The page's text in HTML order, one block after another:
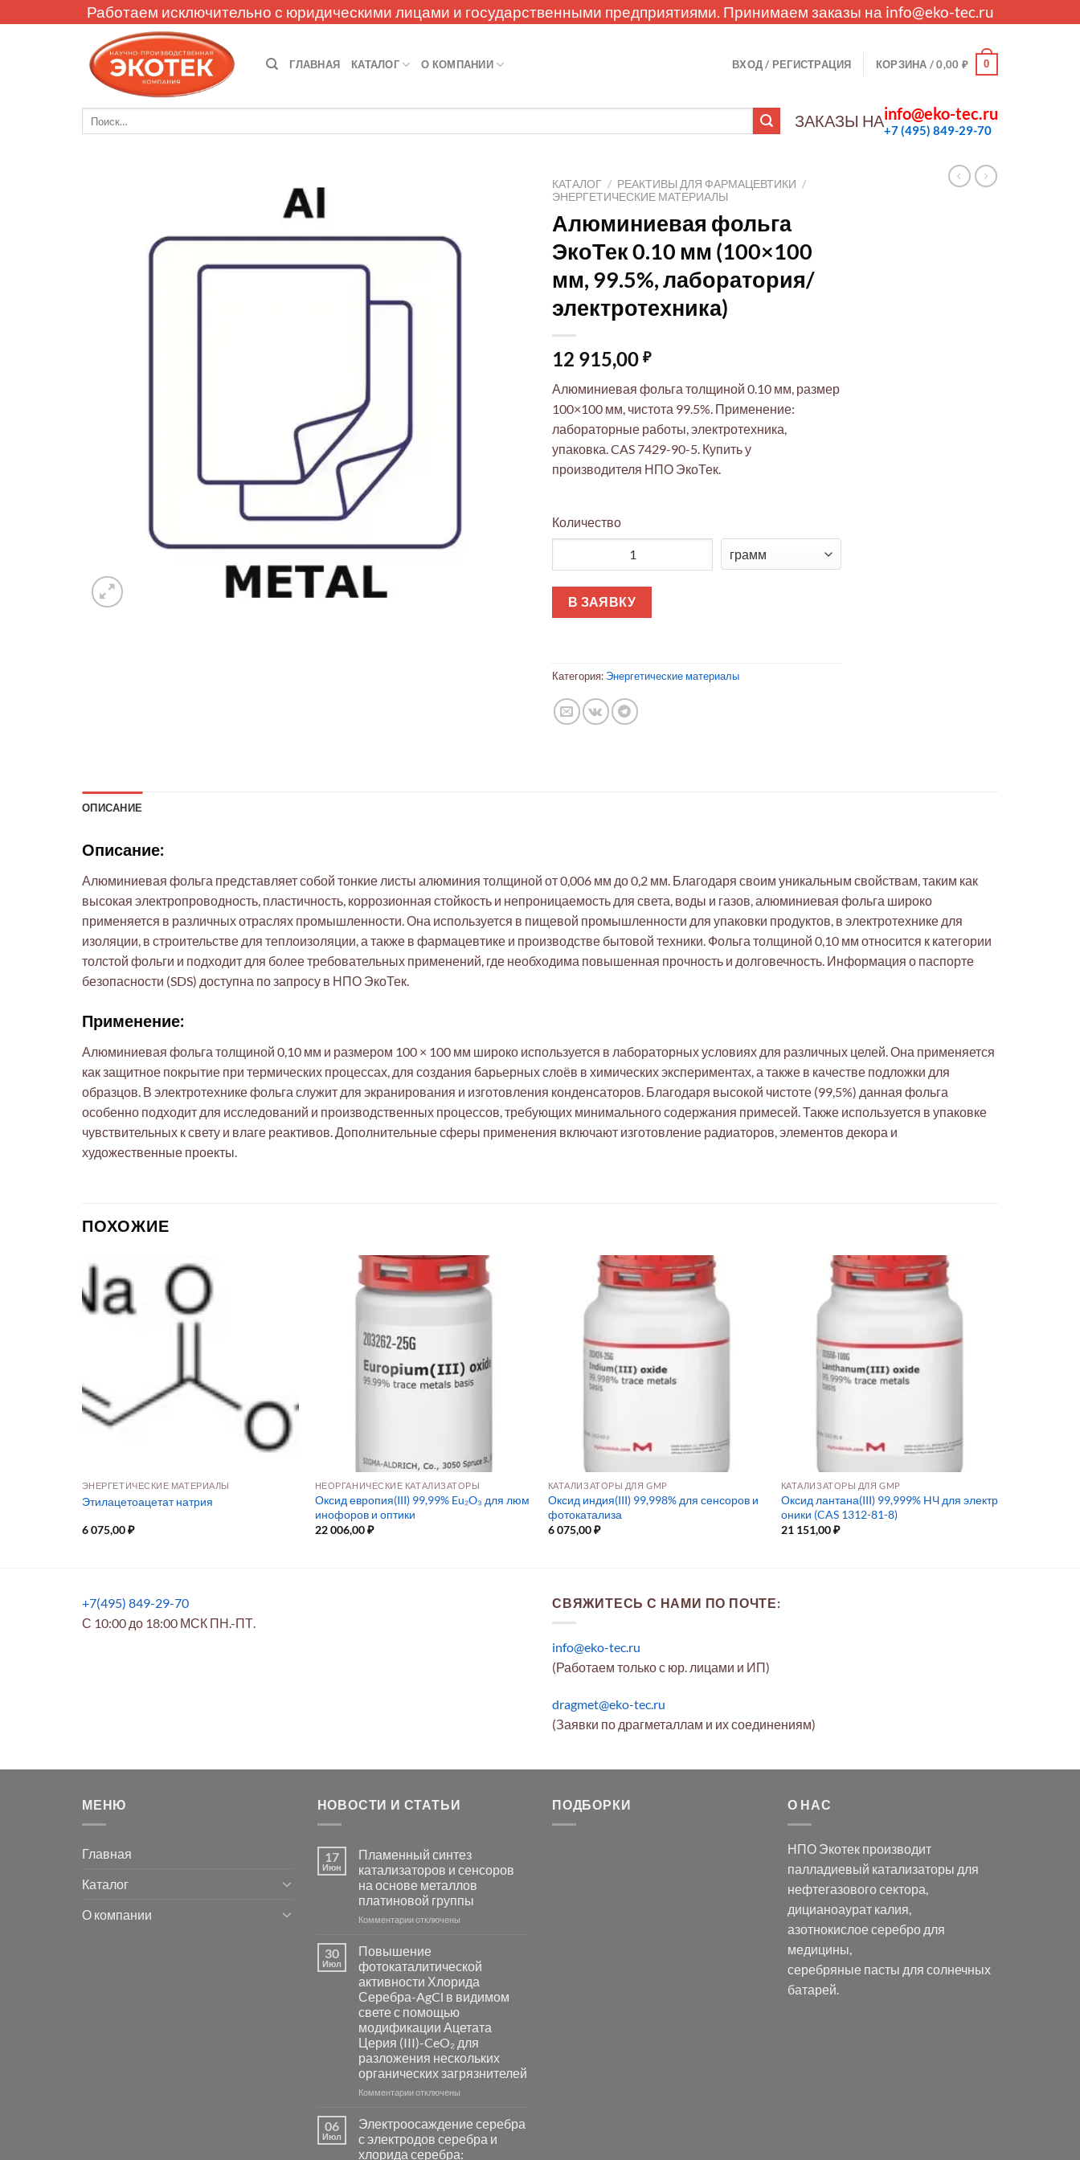
to
Работаем исключительно с юридическими лицами и государственными предприятиями. Принимаем заказы на info@eko-tec.ru
ГЛАВНАЯ КАТАЛОГ О КОМПАНИИ ВХОД / РЕГИСТРАЦИЯ КОРЗИНА /0,00 ₽ 0
ЗАКАЗЫ НАinfo@eko-tec.ru
+7 (495) 849-29-70
КАТАЛОГ / РЕАКТИВЫ ДЛЯ ФАРМАЦЕВТИКИ /
ЭНЕРГЕТИЧЕСКИЕ МАТЕРИАЛЫ
Алюминиевая фольга
ЭкоТек 0.10 мм (100×100
мм, 99.5%, лаборатория/
электротехника)
12 915,00 ₽
Алюминиевая фольга толщиной 0.10 мм, размер
100×100 мм, чистота 99.5%. Применение:
лабораторные работы, электротехника,
упаковка. CAS 7429-90-5. Купить у
производителя НПО ЭкоТек.
Количество
В ЗАЯВКУ
Категория: Энергетические материалы
ОПИСАНИЕ
Описание:
Алюминиевая фольга представляет собой тонкие листы алюминия толщиной от 0,006 мм до 0,2 мм. Благодаря своим уникальным свойствам, таким как
высокая электропроводность, пластичность, коррозионная стойкость и непроницаемость для света, воды и газов, алюминиевая фольга широко
применяется в различных отраслях промышленности. Она используется в пищевой промышленности для упаковки продуктов, в электротехнике для
изоляции, в строительстве для теплоизоляции, а также в фармацевтике и производстве бытовой техники. Фольга толщиной 0,10 мм относится к категории
толстой фольги и подходит для более требовательных применений, где необходима повышенная прочность и долговечность. Информация о паспорте
безопасности (SDS) доступна по запросу в НПО ЭкоТек.
Применение:
Алюминиевая фольга толщиной 0,10 мм и размером 100 × 100 мм широко используется в лабораторных условиях для различных целей. Она применяется
как защитное покрытие при термических процессах, для создания барьерных слоёв в химических экспериментах, а также в качестве подложки для
образцов. В электротехнике фольга служит для экранирования и изготовления конденсаторов. Благодаря высокой чистоте (99,5%) данная фольга
особенно подходит для исследований и производственных процессов, требующих минимального содержания примесей. Также используется в упаковке
чувствительных к свету и влаге реактивов. Дополнительные сферы применения включают изготовление радиаторов, элементов декора и
художественные проекты.
ПОХОЖИЕ
ЭНЕРГЕТИЧЕСКИЕ МАТЕРИАЛЫ
Этилацетоацетат натрия
6 075,00₽
НЕОРГАНИЧЕСКИЕ КАТАЛИЗАТОРЫ
Оксид европия(III) 99,99% Eu₂O₃ для люм
инофоров и оптики
22 006,00₽
КАТАЛИЗАТОРЫ ДЛЯ GMP
Оксид индия(III) 99,998% для сенсоров и
фотокатализа
6 075,00₽
КАТАЛИЗАТОРЫ ДЛЯ GMP
Оксид лантана(III) 99,999% HЧ для электр
оники (CAS 1312-81-8)
21 151,00₽
+7(495) 849-29-70
С 10:00 до 18:00 МСК ПН.-ПТ.
СВЯЖИТЕСЬ С НАМИ ПО ПОЧТЕ:
info@eko-tec.ru
(Работаем только с юр. лицами и ИП)
dragmet@eko-tec.ru
(Заявки по драгметаллам и их соединениям)
МЕНЮ
Главная
Каталог
О компании
НОВОСТИ И СТАТЬИ
17
Июн
Пламенный синтез
катализаторов и сенсоров
на основе металлов
платиновой группы
Комментариик
синтез
катализаторов
и
сенсоров
на
основе
металлов
платиновой
группы
отключены
30
Июл
Повышение
фотокаталитической
активности Хлорида
Серебра-AgCl в видимом
свете с помощью
модификации Ацетата
Церия (III)-CeO₂ для
разложения нескольких
органических загрязнителей
Комментариик
фотокаталитической
активности
отключены
06
Июл
Электроосаждение серебра
с электродов серебра и
хлорида серебра:
ПОДБОРКИ О НАС
НПО Экотек производит
палладиевый катализаторы для
нефтегазового сектора,
дицианоаурат калия,
азотнокислое серебродля
медицины,
серебряные пасты для солнечных
батарей.